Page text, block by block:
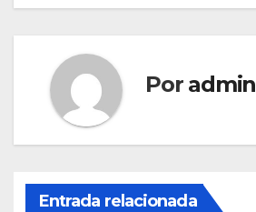
Por admin
Entrada relacionada